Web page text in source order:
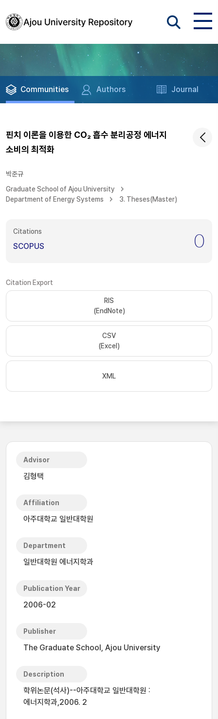
Communities Authors Journal
핀치 이론을 이용한 CO₂ 흡수 분리공정 에너지
소비의 최적화
박준규
Graduate School of Ajou University
Department of Energy Systems
3. Theses(Master)
Citations
SCOPUS 0
Citation Export
RIS
(EndNote)
CSV
(Excel)
XML
Advisor
김형택
Affiliation
아주대학교 일반대학원
Department
일반대학원 에너지학과
Publication Year
2006-02
Publisher
The Graduate School, Ajou University
Description
학위논문(석사)--아주대학교 일반대학원 :
에너지학과,2006. 2